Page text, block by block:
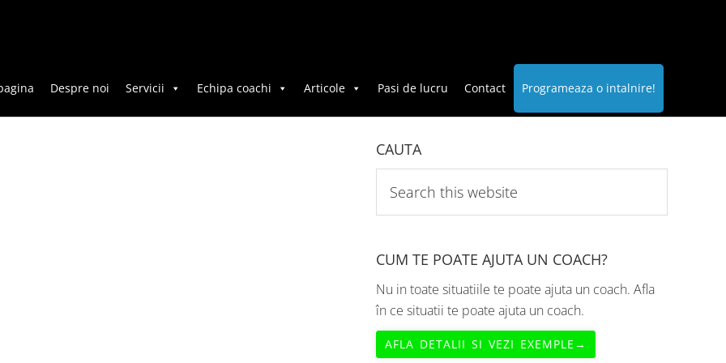
Despre noi Servicii Echipa coachi Articole Pasi de lucru Contact Programeaza o intalnire!
CAUTA
this
website
CUM TE POATE AJUTA UN COACH?
Nu in toate situatiile te poate ajuta un coach. Afla
în ce situatii te poate ajuta un coach.
AFLA DETALII SI VEZI EXEMPLE→